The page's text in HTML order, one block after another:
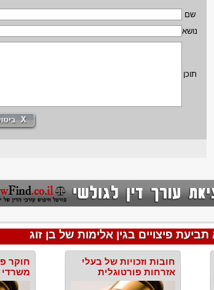
שם
נושא
תוכן
פיצויים בגין אלימות של בן זוג
חובות וזכויות של בעלי
אזרחות פורטוגלית
חוקר
משרדי